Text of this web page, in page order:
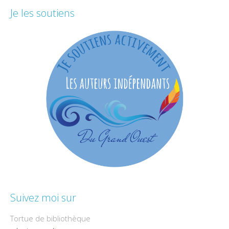
Je les soutiens
Suivez moi sur
Tortue de bibliothèque